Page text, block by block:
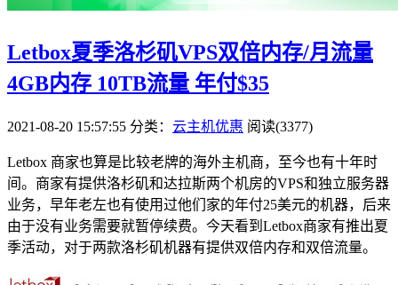
Letbox夏季洛杉矶VPS双倍内存/月流量
4GB内存 10TB流量 年付$35
2021-08-20 15:57:55 分类： 云主机优惠 阅读(3377)
Letbox 商家也算是比较老牌的海外主机商，至今也有十年时
间。商家有提供洛杉矶和达拉斯两个机房的VPS和独立服务器
业务，早年老左也有使用过他们家的年付25美元的机器，后来
由于没有业务需要就暂停续费。今天看到Letbox商家有推出夏
季活动，对于两款洛杉矶机器有提供双倍内存和双倍流量。